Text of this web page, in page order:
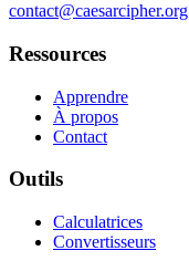
contact@caesarcipher.org
Ressources
Apprendre
À propos
Contact
Outils
Calculatrices
Convertisseurs